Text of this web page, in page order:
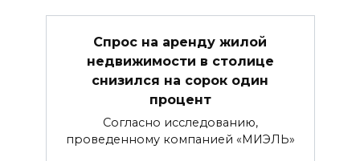
Cпрос на аренду жилой
недвижимости в столице
снизился на сорок один
процент
Согласно исследованию,
проведенному компанией «МИЭЛЬ»